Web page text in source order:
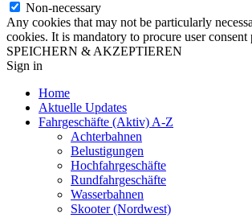
Non-necessary
Any cookies that may not be particularly
cookies. It is mandatory to procure user
SPEICHERN & AKZEPTIEREN
Sign in
Home
Aktuelle Updates
Fahrgeschäfte (Aktiv) A-Z
Achterbahnen
Belustigungen
Hochfahrgeschäfte
Rundfahrgeschäfte
Wasserbahnen
Skooter (Nordwest)